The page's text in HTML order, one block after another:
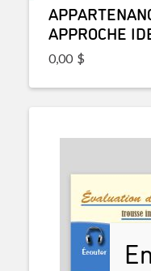
APPROCHE
0,00 $